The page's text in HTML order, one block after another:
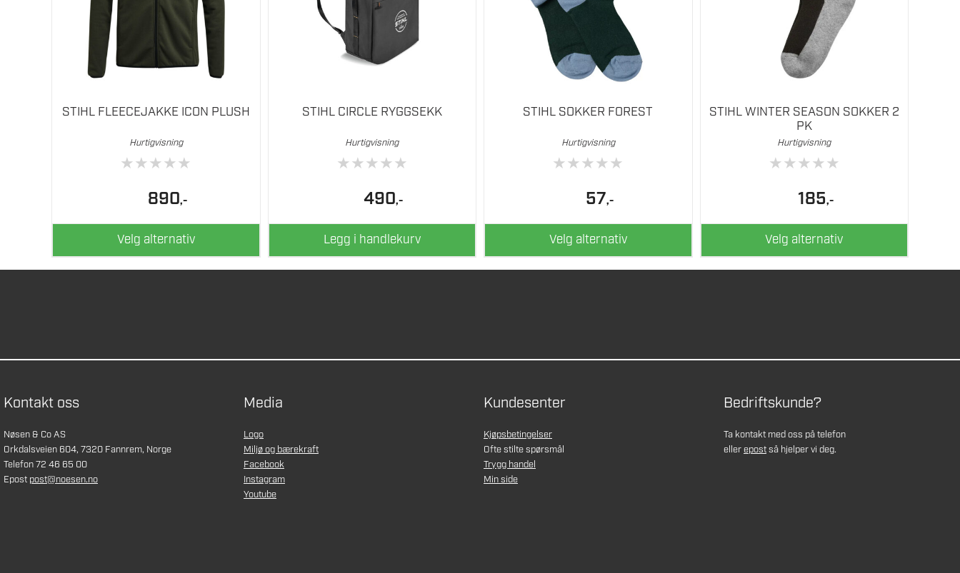
STIHL FLEECEJAKKE ICON PLUSH
Hurtigvisning
★★★★★
890,-
Velg alternativ
produktsiden
STIHL CIRCLE RYGGSEKK
Hurtigvisning
★★★★★
490,-
Legg i handlekurv
STIHL SOKKER FOREST
Hurtigvisning
★★★★★
57,-
Velg alternativ
produktsiden
STIHL WINTER SEASON SOKKER 2
PK
Hurtigvisning
★★★★★
185,-
Velg alternativ
Kontakt oss
Nøsen & Co AS
Orkdalsveien 604, 7320 Fannrem, Norge
Telefon 72 46 65 00
Epost post@noesen.no
Media
Logo
Miljø og bærekraft
Facebook
Instagram
Youtube
Kundesenter
Kjøpsbetingelser
Ofte stilte spørsmål
Trygg handel
Min side
Bedriftskunde?
Ta kontakt med oss på telefon
ellerepostså hjelper vi deg.